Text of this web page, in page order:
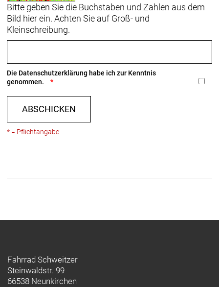
Bitte geben Sie die Buchstaben und Zahlen aus dem
Bild hier ein. Achten Sie auf Groß- und
Kleinschreibung.
Die Datenschutzerklärung habe ich zur Kenntnis
genommen.
ABSCHICKEN
* = Pflichtangabe
Fahrrad Schweitzer
Steinwaldstr. 99
66538 Neunkirchen